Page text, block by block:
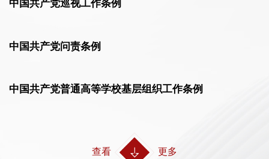
中国共产党巡视工作条例
中国共产党问责条例
中国共产党普通高等学校基层组织工作条例
查看 更多